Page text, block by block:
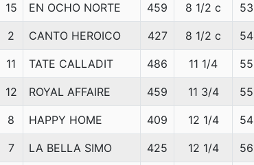
15 EN OCHO NORTE 459 8 1/2 c 53
2 CANTO HEROICO 427 8 1/2 c 54
11 TATE CALLADIT 486 11 1/4 55
12 ROYAL AFFAIRE 459 11 3/4 55
8 HAPPY HOME 409 12 1/4 54
7 LA BELLA SIMO 425 12 1/4 56